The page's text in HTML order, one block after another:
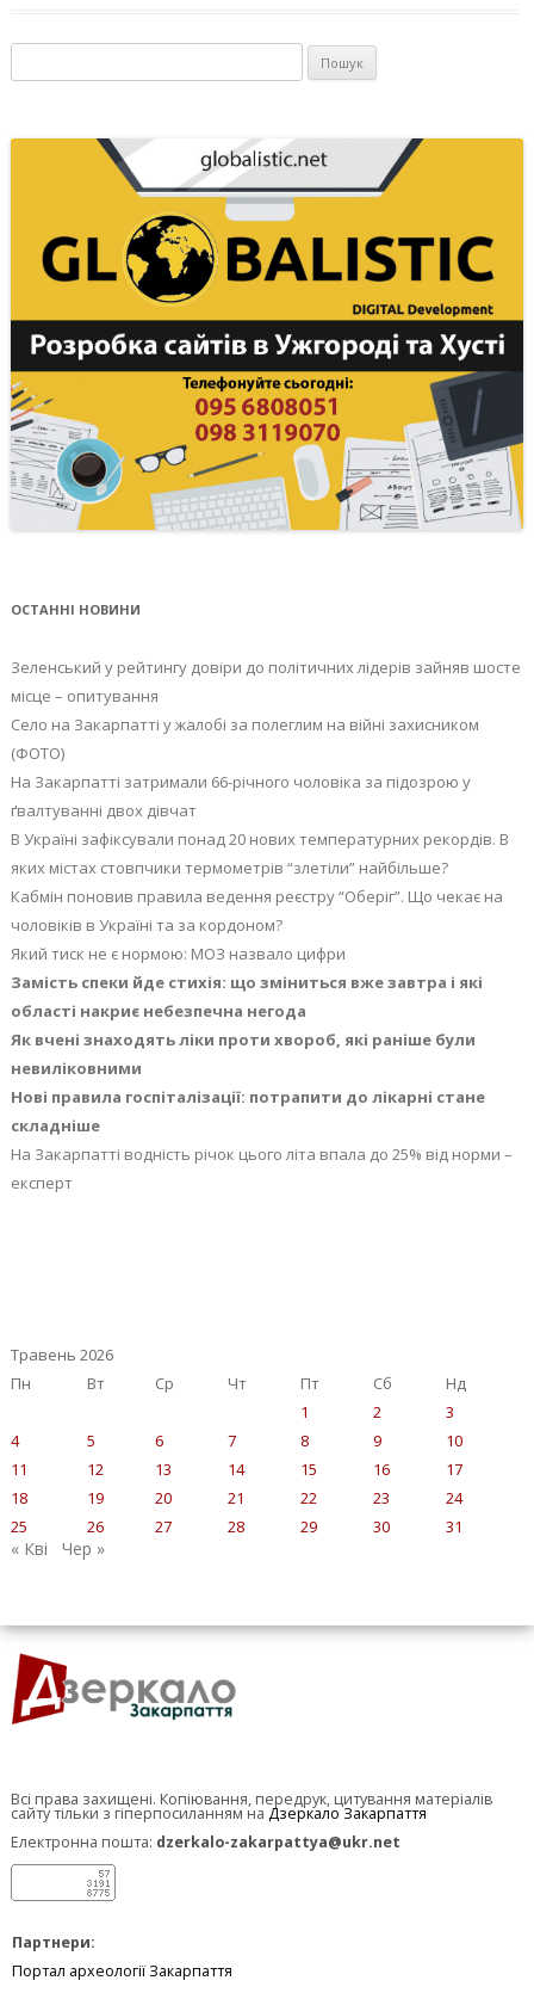
ОСТАННІ НОВИНИ
Зеленський у рейтингу довіри до політичних лідерів зайняв шосте
місце – опитування
Село на Закарпатті у жалобі за полеглим на війні захисником
(ФОТО)
На Закарпатті затримали 66-річного чоловіка за підозрою у
ґвалтуванні двох дівчат
В Україні зафіксували понад 20 нових температурних рекордів. В
яких містах стовпчики термометрів “злетіли” найбільше?
Кабмін поновив правила ведення реєстру “Оберіг”. Що чекає на
чоловіків в Україні та за кордоном?
Який тиск не є нормою: МОЗ назвало цифри
Замість спеки йде стихія: що зміниться вже завтра і які
області накриє небезпечна негода
Як вчені знаходять ліки проти хвороб, які раніше були
невиліковними
Нові правила госпіталізації: потрапити до лікарні стане
складніше
На Закарпатті водність річок цього літа впала до 25% від норми –
експерт
Травень 2026
Пн
Вт Ср Чт Пт Сб
Нд
1
2
3
4
5 6 7 8 9
10
11
12 13 14 15 16
17
18
19 20 21 22 23
24
25
26 27 28 29 30 31
« Кві Чер »
Всі права захищені. Копіювання, передрук, цитування матеріалів
сайту тільки з гіперпосиланням на Дзеркало Закарпаття
Електронна пошта: dzerkalo-zakarpattya@ukr.net
Партнери:
Портал археології Закарпаття